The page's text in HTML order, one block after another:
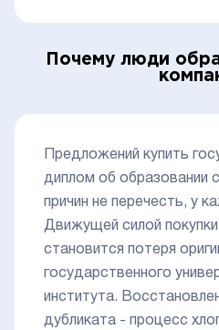
Почему люди
Предложений купить
диплом об образовании
причин не перечесть, у
Движущей силой
становится потеря
государственного
института.
дубликата - процесс